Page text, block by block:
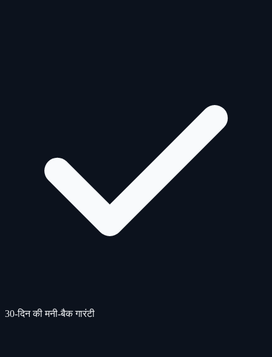
30-दिन की मनी-बैक गारंटी